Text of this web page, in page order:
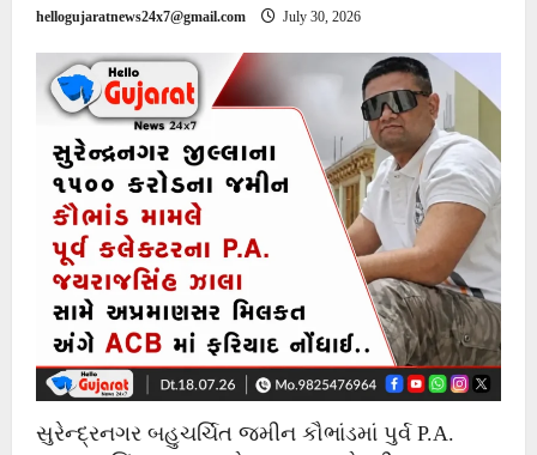
hellogujaratnews24x7@gmail.com July 30, 2026
સુરેન્દ્રનગર બહુચર્ચિત જમીન કૌભાંડમાં પુર્વ P.A.